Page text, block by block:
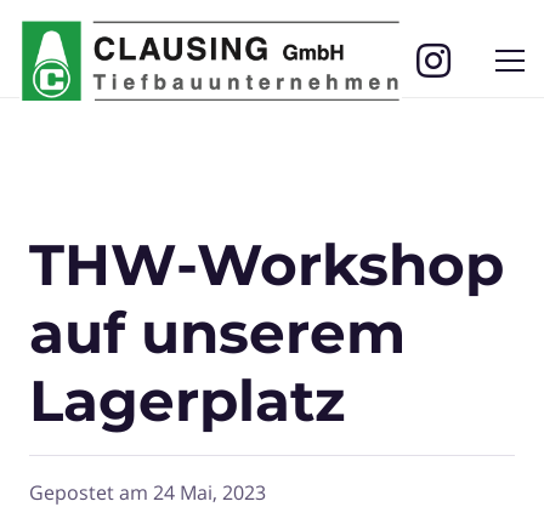
THW-Workshop
auf unserem
Lagerplatz
Gepostet am 24 Mai, 2023